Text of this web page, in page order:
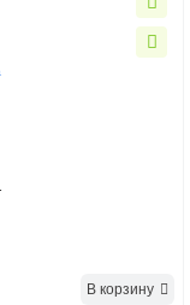
В корзину